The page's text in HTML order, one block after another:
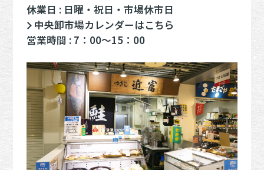
休業日 : 日曜・祝日・市場休市日
中央卸市場カレンダーはこちら
営業時間 : 7：00～15：00